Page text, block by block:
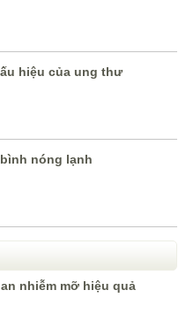
hiệu của ung thư
nóng lạnh
nhiễm mỡ hiệu quả